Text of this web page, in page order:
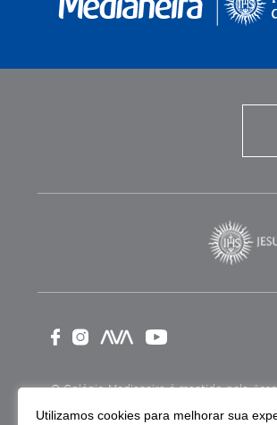
O Colégio Medianeira é mantido pela
Utilizamos cookies para melhorar sua